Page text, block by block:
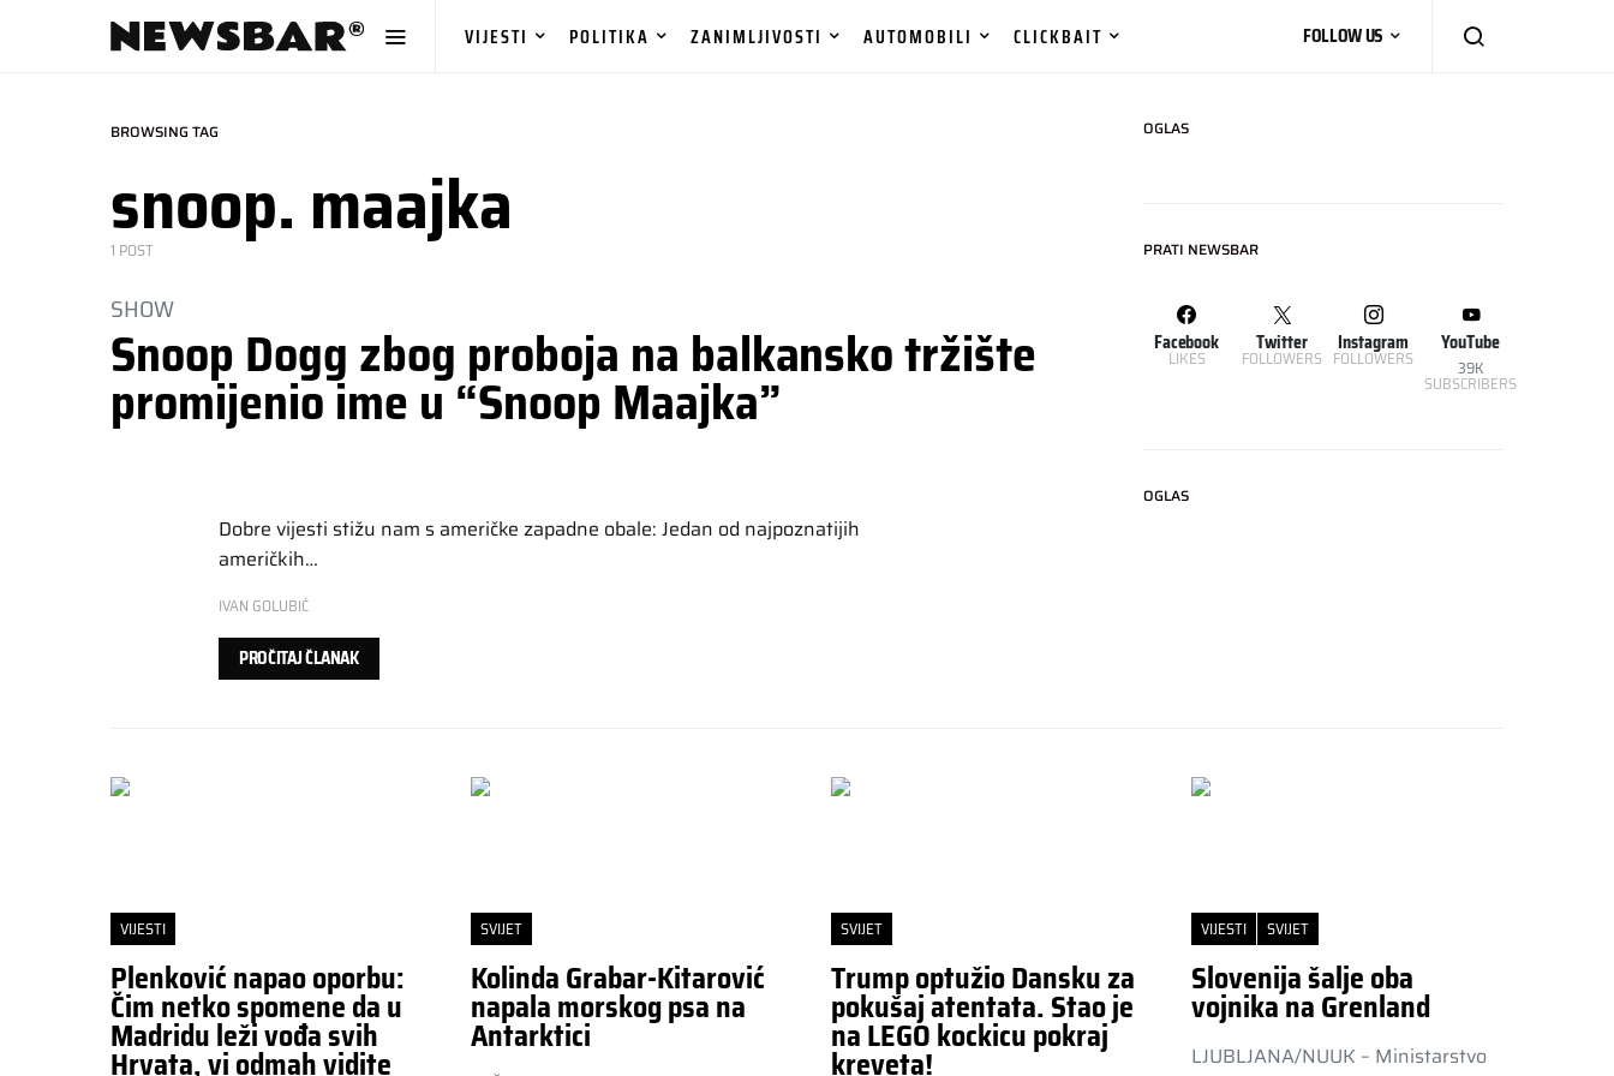
VIJESTI POLITIKA ZANIMLJIVOSTI AUTOMOBILI CLICKBAIT FOLLOW US
BROWSING TAG
snoop. maajka
1 POST
SHOW
Snoop Dogg zbog proboja na balkansko tržište
promijenio ime u “Snoop Maajka”
Dobre vijesti stižu nam s američke zapadne obale: Jedan od najpoznatijih
američkih…
IVAN GOLUBIĆ
PROČITAJ ČLANAK
OGLAS
PRATI NEWSBAR
Facebook
LIKES
Twitter
FOLLOWERS
Instagram
FOLLOWERS
YouTube
39K
SUBSCRIBERS
OGLAS
VIJESTI
Plenković napao oporbu:
Čim netko spomene da u
Madridu leži vođa svih
Hrvata, vi odmah vidite
SVIJET
Kolinda Grabar-Kitarović
napala morskog psa na
Antarktici
SVIJET
Trump optužio Dansku za
pokušaj atentata. Stao je
na LEGO kockicu pokraj
kreveta!
VIJESTI SVIJET
Slovenija šalje oba
vojnika na Grenland
LJUBLJANA/NUUK – Ministarstvo